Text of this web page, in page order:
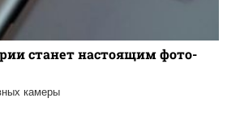
станет настоящим фото-
камеры